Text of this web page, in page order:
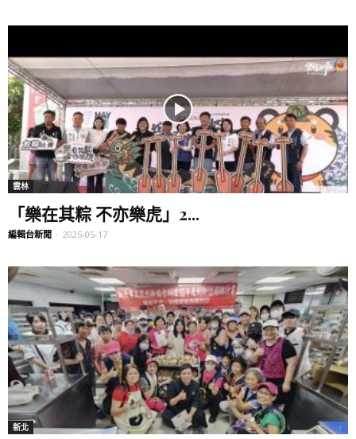
雲林
「樂在其粽 不亦樂虎」2...
編輯台新聞 - 2025-05-17
新北